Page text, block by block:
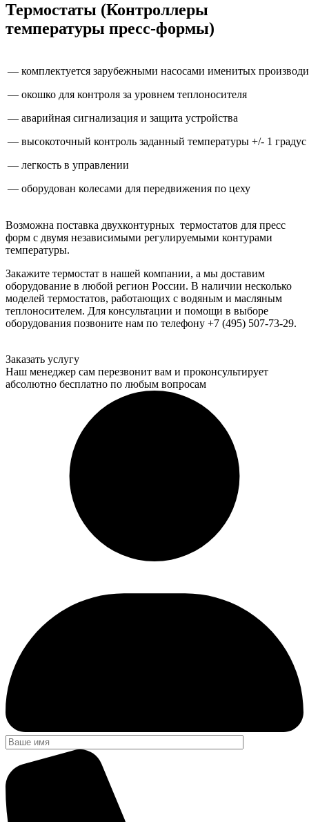
Термостаты (Контроллеры
температуры пресс-формы)
— комплектуется зарубежными насосами именитых
— окошко для контроля за уровнем теплоносителя
— аварийная сигнализация и защита устройства
— высокоточный контроль заданный температуры +/- 1 градус
— легкость в управлении
— оборудован колесами для передвижения по цеху
Возможна поставка двухконтурных термостатов для пресс
форм с двумя независимыми регулируемыми контурами
температуры.
Закажите термостат в нашей компании, а мы доставим
оборудование в любой регион России. В наличии несколько
моделей термостатов, работающих с водяным и масляным
теплоносителем. Для консультации и помощи в выборе
оборудования позвоните нам по телефону +7 (495) 507-73-29.
Заказать услугу
Наш менеджер сам перезвонит вам и проконсультирует
абсолютно бесплатно по любым вопросам